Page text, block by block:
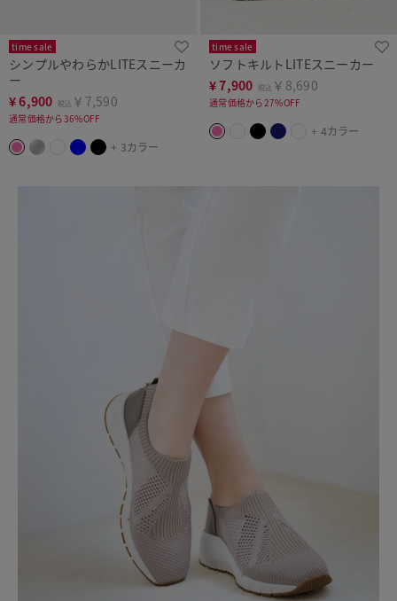
time sale
シンプルやわらかLITEスニーカ
ー
¥6,900 税込 ￥7,590
通常価格から36%OFF
+ 3カラー
time sale
ソフトキルトLITEスニーカー
¥7,900 税込 ￥8,690
通常価格から27%OFF
+ 4カラー